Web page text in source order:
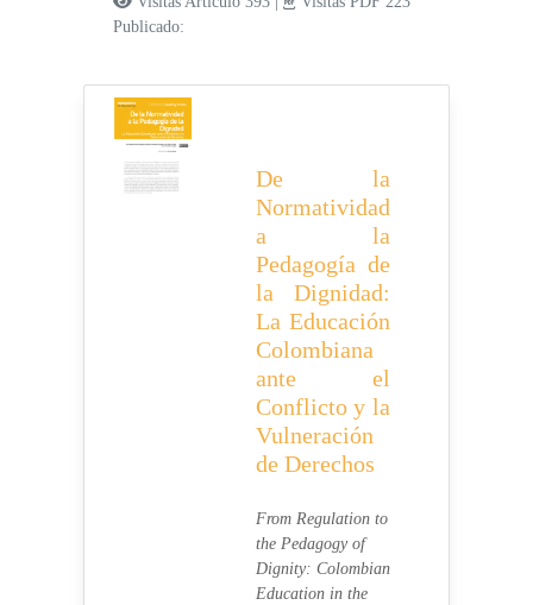
Publicado:
De la
Normatividad
a la
Pedagogía de
la Dignidad:
La Educación
Colombiana
ante el
Conflicto y la
Vulneración
de Derechos
From Regulation to
the Pedagogy of
Dignity: Colombian
Education in the